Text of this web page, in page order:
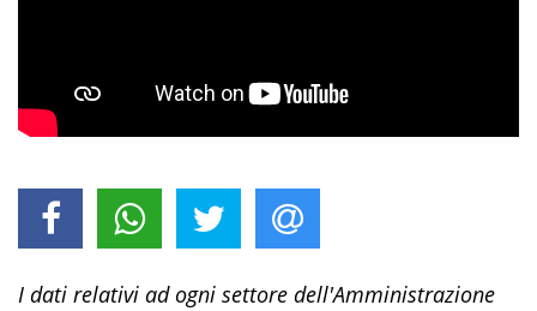
I dati relativi ad ogni settore dell'Amministrazione